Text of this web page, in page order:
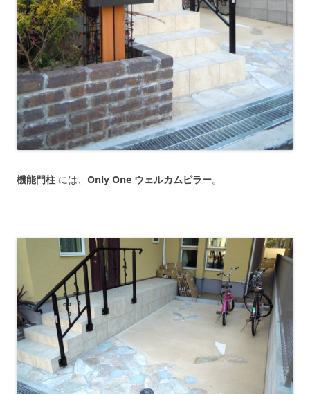
機能門柱 には、 Only One ウェルカムピラー。